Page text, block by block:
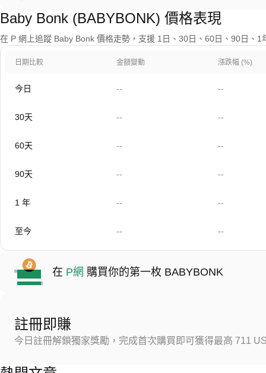
Baby Bonk (BABYBONK) 價格表現
在 P 網上追蹤 Baby Bonk 價格走勢，支援 1日、30日、60日、90日、1
日期比較 金額變動 漲跌幅 (%)
今日 -- --
30天 -- --
60天 -- --
90天 -- --
1 年 -- --
至今 -- --
在 P網 購買你的第一枚 BABYBONK
註冊即賺
今日註冊解鎖獨家獎勵，完成首次購買即可獲得最高 711